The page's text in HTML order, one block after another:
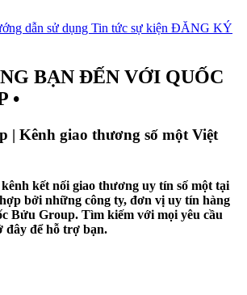
dẫn sử dụng Tin tức sự kiện ĐĂNG KÝ
BẠN ĐẾN VỚI QUỐC
•
| Kênh giao thương số một Việt
kết nối giao thương uy tín số một tại
bởi những công ty, đơn vị uy tín hàng
Bửu Group. Tìm kiếm với mọi yêu cầu
đây để hỗ trợ bạn.